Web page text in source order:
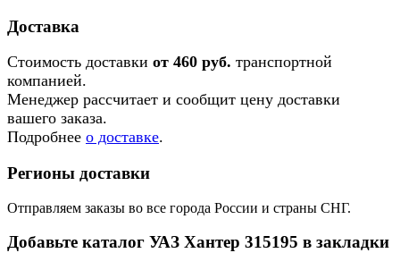
Доставка
Стоимость доставки от 460 руб. транспортной
компанией.
Менеджер рассчитает и сообщит цену доставки
вашего заказа.
Подробнее о доставке.
Регионы доставки
Отправляем заказы во все города России и страны СНГ.
Добавьте каталог УАЗ Хантер 315195 в закладки